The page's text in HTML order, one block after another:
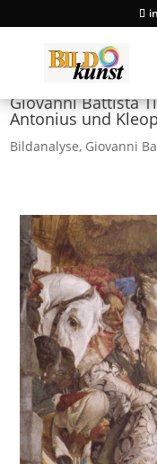
Giovanni Battista
Antonius und
Bildanalyse, Giovanni